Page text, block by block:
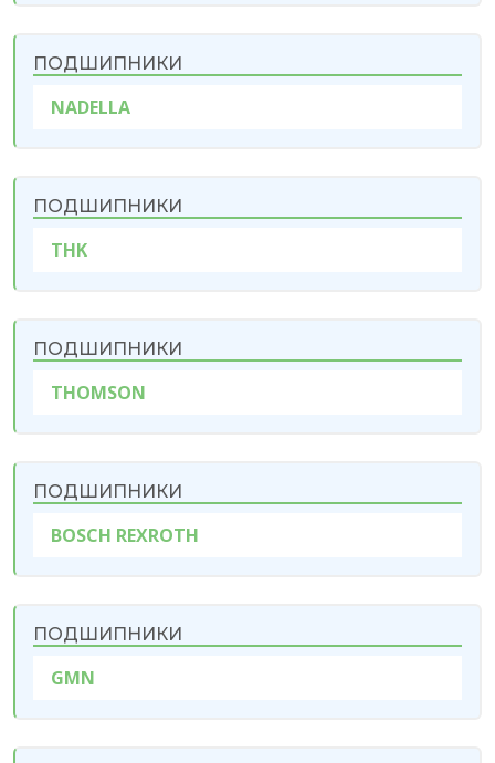
ПОДШИПНИКИ
NADELLA
ПОДШИПНИКИ
THK
ПОДШИПНИКИ
THOMSON
ПОДШИПНИКИ
BOSCH REXROTH
ПОДШИПНИКИ
GMN